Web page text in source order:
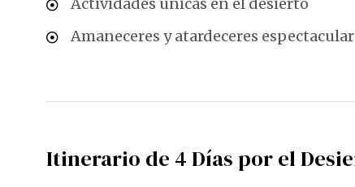
Amaneceres y atardeceres
Itinerario de 4 Días por el